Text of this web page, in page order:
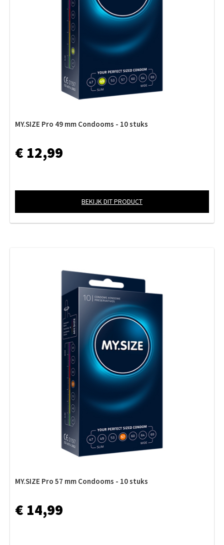
MY.SIZE Pro 49 mm Condooms - 10 stuks
€ 12,99
BEKIJK DIT PRODUCT
MY.SIZE Pro 57 mm Condooms - 10 stuks
€ 14,99